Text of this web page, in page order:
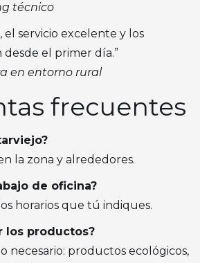
técnico
el servicio excelente y los
el primer día.”
en entorno rural
frecuentes
la zona y alrededores.
de oficina?
horarios que tú indiques.
los productos?
necesario: productos ecológicos,